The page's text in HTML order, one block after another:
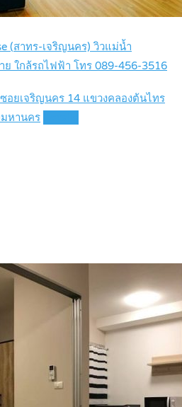
(สาทร-เจริญนคร) วิวแม่น้ำ
ย ใกล้รถไฟฟ้า โทร 089-456-3516
ยเจริญนคร 14 แขวงคลองต้นไทร
มหานคร